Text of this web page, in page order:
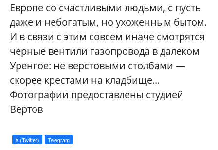
Европе со счастливыми людьми, с пусть
даже и небогатым, но ухоженным бытом.
И в связи с этим совсем иначе смотрятся
черные вентили газопровода в далеком
Уренгое: не верстовыми столбами —
скорее крестами на кладбище...
Фотографии предоставлены студией
Вертов
X (Twitter) Telegram